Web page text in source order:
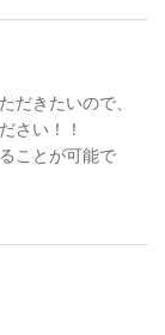
だきたいので、
さい！！
ことが可能で